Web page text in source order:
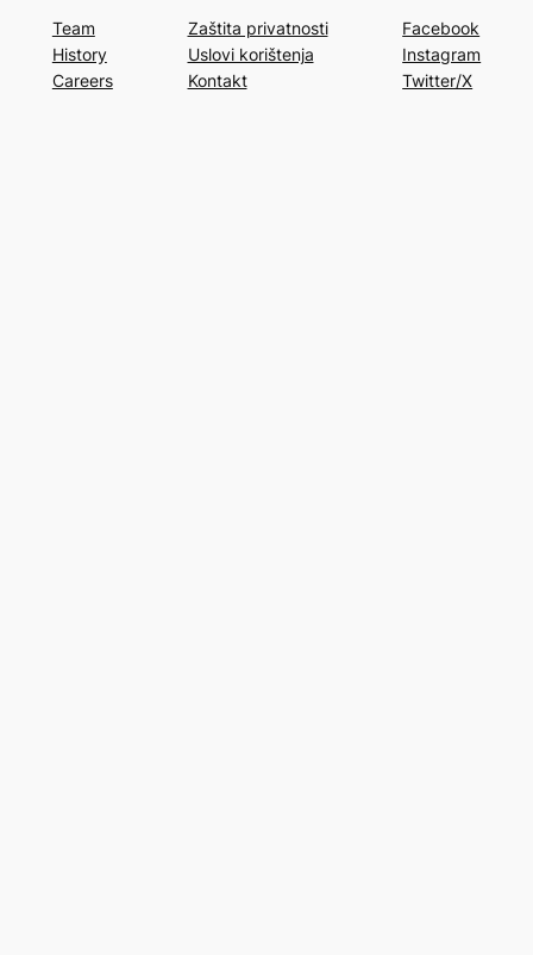
Team
History
Careers
Zaštita privatnosti
Uslovi korištenja
Kontakt
Facebook
Instagram
Twitter/X